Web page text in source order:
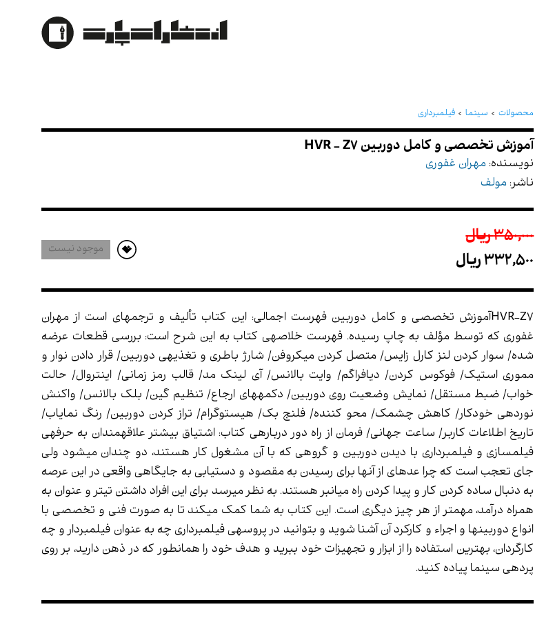
محصولات سینما فیلمبرداری
نویسنده: مهران غفوری
ناشر: مولف
350,000 ريال
332,500 ريال
موجود نیست
HVR-Z7آموزش تخصصی و کامل دوربین فهرست اجمالی: این کتاب تألیف و ترجمه­ای است از مهران
غفوری که توسط مؤلف به چاپ رسیده. فهرست خلاصه­ی کتاب به این شرح است: بررسی قطعات عرضه
شده/ سوار کردن لنز کارل زایس/ متصل کردن میکروفن/ شارژ باطری و تغذیه­ی دوربین/ قرار دادن نوار و
مموری استیک/ فوکوس کردن/ دیافراگم/ وایت بالانس/ آی لینک مد/ قالب رمز زمانی/ اینتروال/ حالت
خواب/ ضبط مستقل/ نمایش وضعیت روی دوربین/ دکمه­های ارجاع/ تنظیم گین/ بلک بالانس/ واکنش
نوردهی خودکار/ کاهش چشمک/ محو کننده/ فلنج بک/ هیستوگرام/ تراز کردن دوربین/ رنگ نمایاب/
تاریخ اطلاعات کاربر/ ساعت جهانی/ فرمان از راه دور درباره­ی کتاب: اشتیاق بیشتر علاقه­مندان به حرفه­ی
فیلمسازی و فیلمبرداری با دیدن دوربین و گروهی که با آن مشغول کار هستند، دو چندان می­شود ولی
جای تعجب است که چرا عده­ای از آنها برای رسیدن به مقصود و دستیابی به جایگاهی واقعی در این عرصه
به دنبال ساده کردن کار و پیدا کردن راه میانبر هستند. به نظر می­رسد برای این افراد داشتن تیتر و عنوان به
همراه درآمد، مهمتر از هر چیز دیگری است. این کتاب به شما کمک می­کند تا به صورت فنی و تخصصی با
انواع دوربین­ها و اجراء و کارکرد آن آشنا شوید و بتوانید در پروسه­ی فیلمبرداری چه به عنوان فیلمبردار و چه
کارگردان، بهترین استفاده را از ابزار و تجهیزات خود ببرید و هدف خود را همانطور که در ذهن دارید، بر روی
پرده­ی سینما پیاده کنید.